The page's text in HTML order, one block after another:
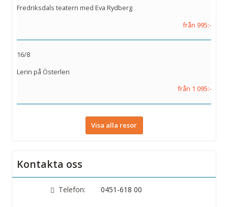
Fredriksdals teatern med Eva Rydberg
från 995:-
16/8
Lerin på Österlen
från 1 095:-
Visa alla resor
Kontakta oss
Telefon: 0451-618 00